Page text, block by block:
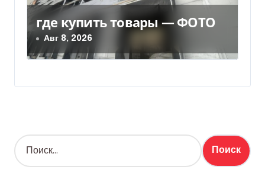
где купить товары — ФОТО
Авг 8, 2026
Н
а